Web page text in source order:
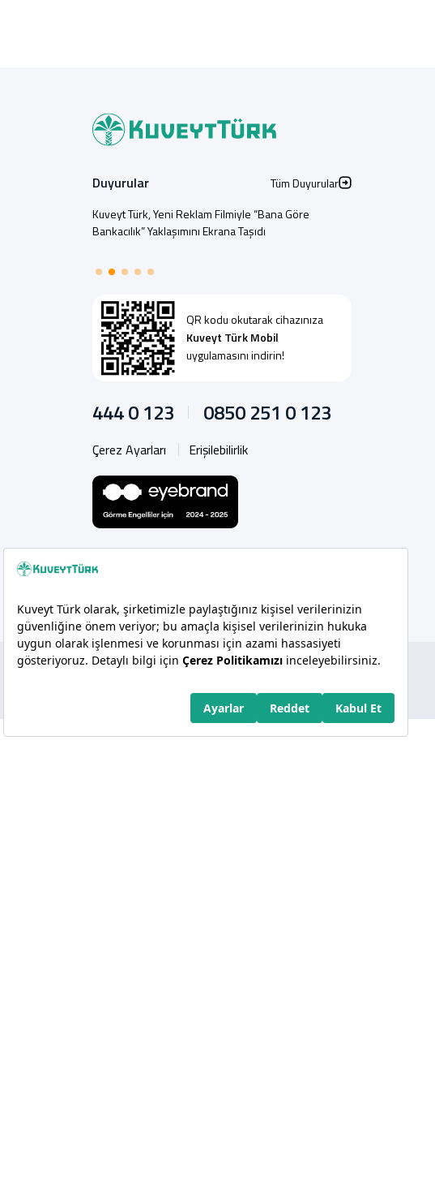
QR kodu okutarak cihazınıza
Kuveyt Türk Mobil
uygulamasını indirin!
Duyurular
Tüm Duyurular
Kuveyt Türk, Yeni Reklam Filmiyle “Bana Göre
Bankacılık” Yaklaşımını Ekrana Taşıdı
444 0 123 0850 251 0 123
Çerez Ayarları Erişilebilirlik